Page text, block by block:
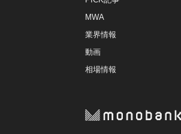
MWA
業界情報
動画
相場情報